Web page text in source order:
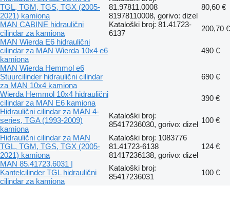
TGL, TGM, TGS, TGX (2005-
2021) kamiona
81.97811.0008
81978110008, gorivo: dizel
80,60 €
MAN CABINE hidraulični
cilindar za kamiona
Kataloški broj: 81.41723-
6137
200,70 €
MAN Wierda E6 hidraulični
cilindar za MAN Wierda 10x4 e6
kamiona
490 €
MAN Wierda Hemmol e6
Stuurcilinder hidraulični cilindar
za MAN 10x4 kamiona
690 €
Wierda Hemmol 10x4 hidraulični
cilindar za MAN E6 kamiona
390 €
Hidraulični cilindar za MAN 4-
series, TGA (1993-2009)
kamiona
Kataloški broj:
85417236030, gorivo: dizel 100 €
Hidraulični cilindar za MAN
TGL, TGM, TGS, TGX (2005-
2021) kamiona
Kataloški broj: 1083776
81.41723-6138
81417236138, gorivo: dizel
124 €
MAN 85.41723.6031 |
Kantelcilinder TGL hidraulični
cilindar za kamiona
Kataloški broj:
85417236031
100 €